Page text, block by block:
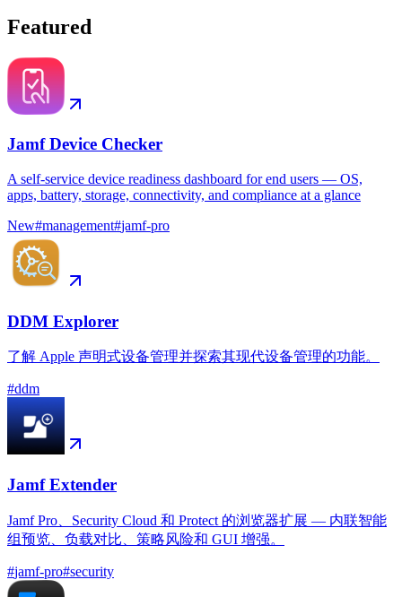
Featured
Jamf Device Checker
A self-service device readiness dashboard for end users — OS,
apps, battery, storage, connectivity, and compliance at a glance
New#management#jamf-pro
DDM Explorer
了解 Apple 声明式设备管理并探索其现代设备管理的功能。
#ddm
Jamf Extender
Jamf Pro、Security Cloud 和 Protect 的浏览器扩展 — 内联智能
组预览、负载对比、策略风险和 GUI 增强。
#jamf-pro#security